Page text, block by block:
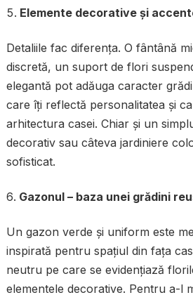
Elemente decorative și
Detaliile fac diferența. O fântână
discretă, un suport de flori
elegantă pot adăuga caracter
care îți reflectă personalitatea și
arhitectura casei. Chiar și un
decorativ sau câteva jardiniere
sofisticat.
Gazonul – baza unei grădini
Un gazon verde și uniform este
inspirată pentru spațiul din fața
neutru pe care se evidențiază
elementele decorative. Pentru a-l